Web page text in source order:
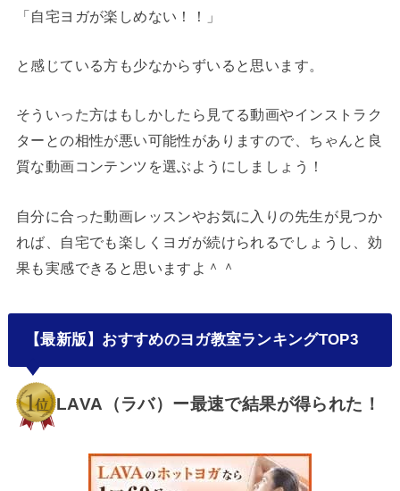
「自宅ヨガが楽しめない！！」
と感じている方も少なからずいると思います。
そういった方はもしかしたら見てる動画やインストラク
ターとの相性が悪い可能性がありますので、ちゃんと良
質な動画コンテンツを選ぶようにしましょう！
自分に合った動画レッスンやお気に入りの先生が見つか
れば、自宅でも楽しくヨガが続けられるでしょうし、効
果も実感できると思いますよ＾＾
【最新版】おすすめのヨガ教室ランキングTOP3
LAVA（ラバ）ー最速で結果が得られた！